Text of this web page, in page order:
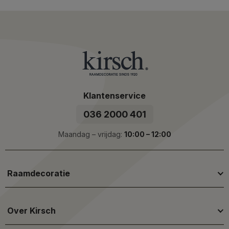
transparante en velours gordijnen. Zo geniet je overdag
van een zachte lichtinval en creëer je 's avonds extra
privacy, verduistering en isolatie.
energierekening
Dikkere gordijnstoffen, zoals velours, dragen bij aan een
prettiger binnenklimaat. De stof helpt geluid te
verbetert. Daarnaast vormen lange gordijnen een extra
minder warmteverlies in de winter en minder warmte-
Klantenservice
036 2000 401
Maandag – vrijdag: 10:00 – 12:00
Raamdecoratie
Over Kirsch